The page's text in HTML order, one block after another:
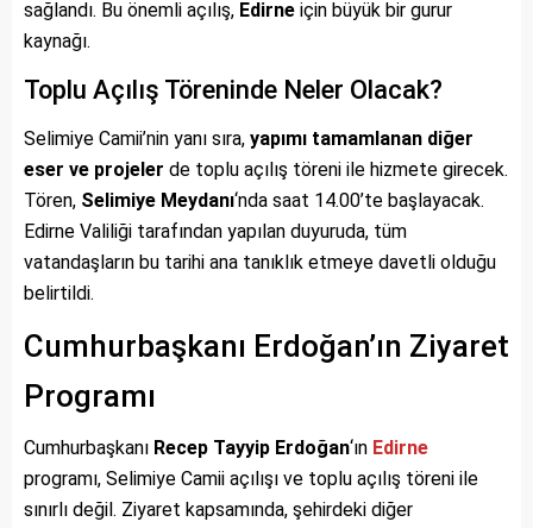
sağlandı. Bu önemli açılış, Edirne için büyük bir gurur
kaynağı.
Toplu Açılış Töreninde Neler Olacak?
Selimiye Camii’nin yanı sıra, yapımı tamamlanan diğer
eser ve projeler de toplu açılış töreni ile hizmete girecek.
Tören, Selimiye Meydanı‘nda saat 14.00’te başlayacak.
Edirne Valiliği tarafından yapılan duyuruda, tüm
vatandaşların bu tarihi ana tanıklık etmeye davetli olduğu
belirtildi.
Cumhurbaşkanı Erdoğan’ın Ziyaret
Programı
Cumhurbaşkanı Recep Tayyip Erdoğan‘ın Edirne
programı, Selimiye Camii açılışı ve toplu açılış töreni ile
sınırlı değil. Ziyaret kapsamında, şehirdeki diğer